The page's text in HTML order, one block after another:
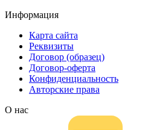
Информация
Карта сайта
Реквизиты
Договор (образец)
Договор-оферта
Конфиденциальность
Авторские права
О нас